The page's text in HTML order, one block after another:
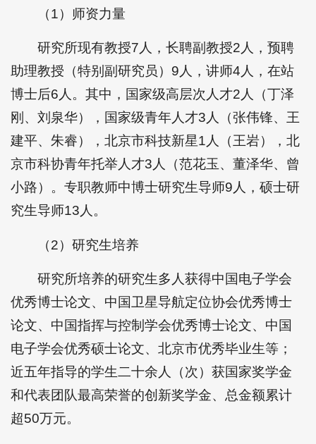
（1）师资力量
研究所现有教授7人，长聘副教授2人，预聘
助理教授（特别副研究员）9人，讲师4人，在站
博士后6人。其中，国家级高层次人才2人（丁泽
刚、刘泉华），国家级青年人才3人（张伟锋、王
建平、朱睿），北京市科技新星1人（王岩），北
京市科协青年托举人才3人（范花玉、董泽华、曾
小路）。专职教师中博士研究生导师9人，硕士研
究生导师13人。
（2）研究生培养
研究所培养的研究生多人获得中国电子学会
优秀博士论文、中国卫星导航定位协会优秀博士
论文、中国指挥与控制学会优秀博士论文、中国
电子学会优秀硕士论文、北京市优秀毕业生等；
近五年指导的学生二十余人（次）获国家奖学金
和代表团队最高荣誉的创新奖学金、总金额累计
超50万元。